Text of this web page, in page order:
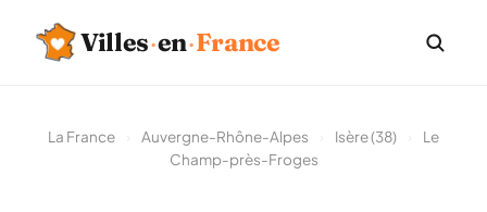
Villes·en·France
La France Auvergne-Rhône-Alpes Isère (38)
Le
Champ-près-Froges